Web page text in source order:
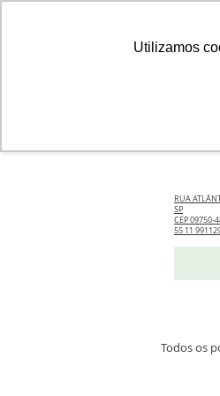
Utilizamos
RUA
SP
CEP 09750-
55 11
Todos os